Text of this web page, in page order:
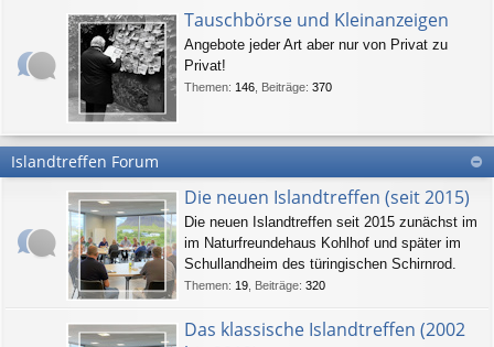
Tauschbörse und Kleinanzeigen
Angebote jeder Art aber nur von Privat zu
Privat!
Themen: 146 Beiträge: 370
Islandtreffen Forum
Die neuen Islandtreffen (seit 2015)
Die neuen Islandtreffen seit 2015 zunächst im
im Naturfreundehaus Kohlhof und später im
Schullandheim des türingischen Schirnrod.
Themen: 19 Beiträge: 320
Das klassische Islandtreffen (2002